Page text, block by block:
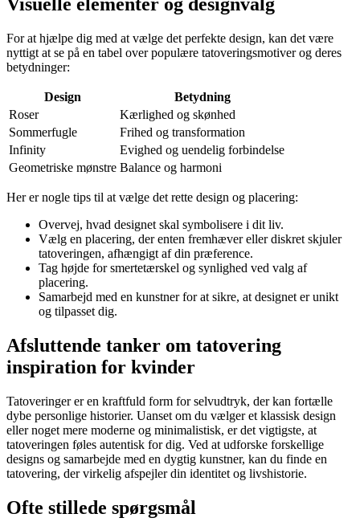
Visuelle elementer og designvalg
For at hjælpe dig med at vælge det perfekte design, kan det være
nyttigt at se på en tabel over populære tatoveringsmotiver og deres
betydninger:
Design
Betydning
Roser
Kærlighed og skønhed
Sommerfugle
Frihed og transformation
Infinity
Evighed og uendelig forbindelse
Geometriske mønstre Balance og harmoni
Her er nogle tips til at vælge det rette design og placering:
Overvej, hvad designet skal symbolisere i dit liv.
Vælg en placering, der enten fremhæver eller diskret skjuler
tatoveringen, afhængigt af din præference.
Tag højde for smertetærskel og synlighed ved valg af
placering.
Samarbejd med en kunstner for at sikre, at designet er unikt
og tilpasset dig.
Afsluttende tanker om tatovering
inspiration for kvinder
Tatoveringer er en kraftfuld form for selvudtryk, der kan fortælle
dybe personlige historier. Uanset om du vælger et klassisk design
eller noget mere moderne og minimalistisk, er det vigtigste, at
tatoveringen føles autentisk for dig. Ved at udforske forskellige
designs og samarbejde med en dygtig kunstner, kan du finde en
tatovering, der virkelig afspejler din identitet og livshistorie.
Ofte stillede spørgsmål